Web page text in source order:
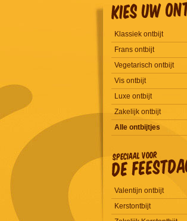
Klassiek ontbijt
Frans ontbijt
Vegetarisch ontbijt
Vis ontbijt
Luxe ontbijt
Zakelijk ontbijt
Alle ontbijtjes
Valentijn ontbijt
Kerstontbijt